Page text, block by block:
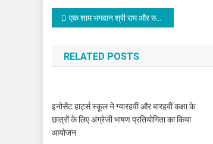
Post navigation
एक शाम भगवान श्री राम और ख्वाजा गरीब नवाज के नाम कार्यक्रम का आयोजन
RELATED POSTS
इनोसेंट हार्ट्स स्कूल ने ग्यारहवीं और बारहवीं कक्षा के
छात्रों के लिए अंग्रेजी भाषण प्रतियोगिता का किया
आयोजन